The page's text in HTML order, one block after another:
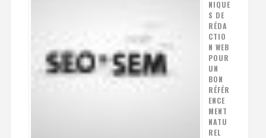
NIQUE
S DE
RÉDA
CTIO
N WEB
POUR
UN
BON
RÉFÉR
ENCE
MENT
NATU
REL